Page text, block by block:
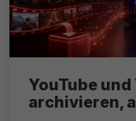
YouTube
archivieren,